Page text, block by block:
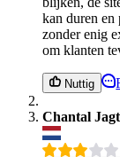
kan duren en
zonder enig
om klanten
Nuttig
Chantal Jagt